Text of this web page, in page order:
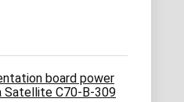
board power
Satellite C70-B-309